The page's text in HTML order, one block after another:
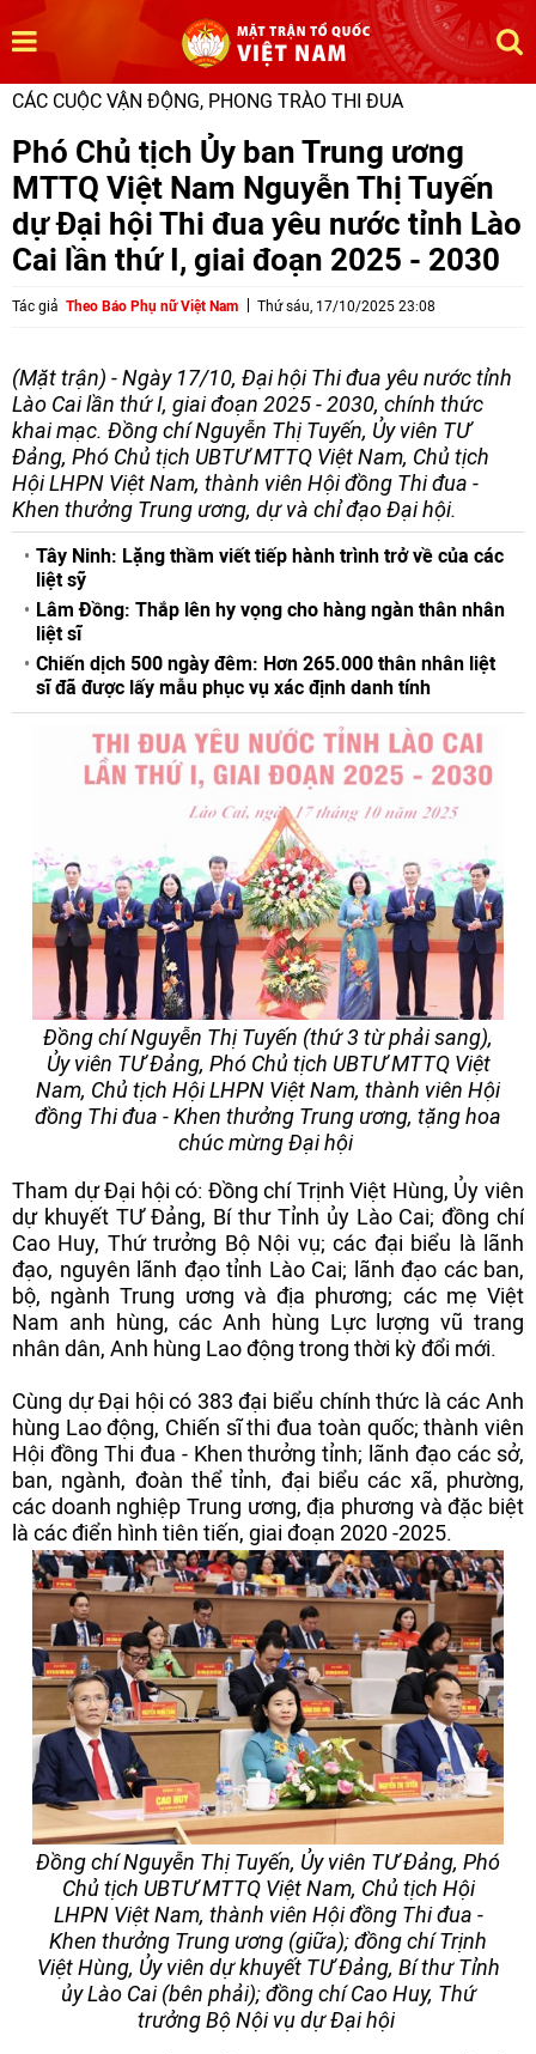
CÁC CUỘC VẬN ĐỘNG, PHONG TRÀO THI ĐUA
Phó Chủ tịch Ủy ban Trung ương
MTTQ Việt Nam Nguyễn Thị Tuyến
dự Đại hội Thi đua yêu nước tỉnh Lào
Cai lần thứ I, giai đoạn 2025 - 2030
Tác giả Theo Báo Phụ nữ Việt Nam Thứ sáu, 17/10/2025 23:08
(Mặt trận) - Ngày 17/10, Đại hội Thi đua yêu nước tỉnh
Lào Cai lần thứ I, giai đoạn 2025 - 2030, chính thức
khai mạc. Đồng chí Nguyễn Thị Tuyến, Ủy viên TƯ
Đảng, Phó Chủ tịch UBTƯ MTTQ Việt Nam, Chủ tịch
Hội LHPN Việt Nam, thành viên Hội đồng Thi đua -
Khen thưởng Trung ương, dự và chỉ đạo Đại hội.
Tây Ninh: Lặng thầm viết tiếp hành trình trở về của các
liệt sỹ
Lâm Đồng: Thắp lên hy vọng cho hàng ngàn thân nhân
liệt sĩ
Chiến dịch 500 ngày đêm: Hơn 265.000 thân nhân liệt
sĩ đã được lấy mẫu phục vụ xác định danh tính
Đồng chí Nguyễn Thị Tuyến (thứ 3 từ phải sang),
Ủy viên TƯ Đảng, Phó Chủ tịch UBTƯ MTTQ Việt
Nam, Chủ tịch Hội LHPN Việt Nam, thành viên Hội
đồng Thi đua - Khen thưởng Trung ương, tặng hoa
chúc mừng Đại hội
Tham dự Đại hội có: Đồng chí Trịnh Việt Hùng, Ủy viên
dự khuyết TƯ Đảng, Bí thư Tỉnh ủy Lào Cai; đồng chí
Cao Huy, Thứ trưởng Bộ Nội vụ; các đại biểu là lãnh
đạo, nguyên lãnh đạo tỉnh Lào Cai; lãnh đạo các ban,
bộ, ngành Trung ương và địa phương; các mẹ Việt
Nam anh hùng, các Anh hùng Lực lượng vũ trang
nhân dân, Anh hùng Lao động trong thời kỳ đổi mới.
Cùng dự Đại hội có 383 đại biểu chính thức là các Anh
hùng Lao động, Chiến sĩ thi đua toàn quốc; thành viên
Hội đồng Thi đua - Khen thưởng tỉnh; lãnh đạo các sở,
ban, ngành, đoàn thể tỉnh, đại biểu các xã, phường,
các doanh nghiệp Trung ương, địa phương và đặc biệt
là các điển hình tiên tiến, giai đoạn 2020 -2025.
Đồng chí Nguyễn Thị Tuyến, Ủy viên TƯ Đảng, Phó
Chủ tịch UBTƯ MTTQ Việt Nam, Chủ tịch Hội
LHPN Việt Nam, thành viên Hội đồng Thi đua -
Khen thưởng Trung ương (giữa); đồng chí Trịnh
Việt Hùng, Ủy viên dự khuyết TƯ Đảng, Bí thư Tỉnh
ủy Lào Cai (bên phải); đồng chí Cao Huy, Thứ
trưởng Bộ Nội vụ dự Đại hội